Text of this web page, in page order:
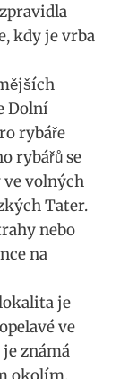
⁣kdy je ⁤vrba
⁣Dolní
rybáře​
rybářů se
ve volných
Tater.
nebo
na
je
ve
známá
okolím.